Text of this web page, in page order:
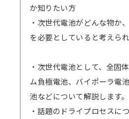
か知りたい方
・次世代電池がどんな物か
を必要としていると考えら
・次世代電池として、全固
ム負極電池、バイポーラ電
池などについて解説します。
・話題のドライプロセスに